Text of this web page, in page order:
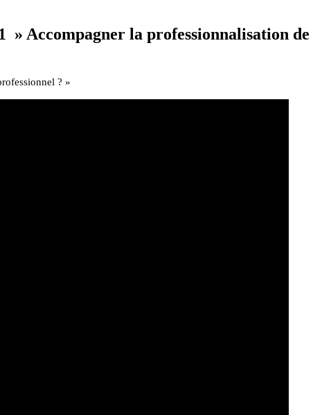
» Accompagner la professionnalisation de
? »